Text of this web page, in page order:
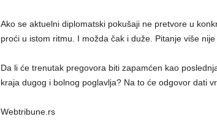
Ako se aktuelni diplomatski pokušaji ne pretvore u
proći u istom ritmu. I možda čak i duže. Pitanje više
Da li će trenutak pregovora biti zapamćen kao
kraja dugog i bolnog poglavlja? Na to će odgovor dati
Webtribune.rs